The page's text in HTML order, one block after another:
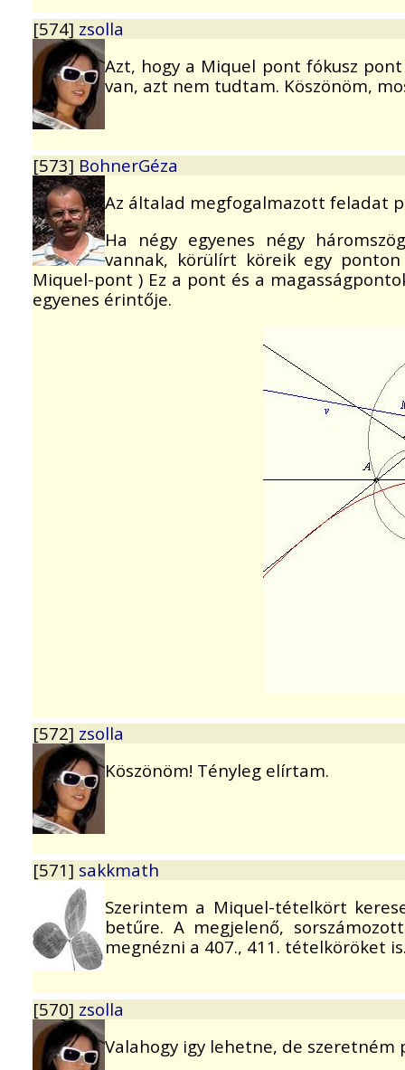
[574] zsolla
Azt, hogy a Miquel pont fókusz
van, azt nem tudtam. Köszönöm,
[573] BohnerGéza
Az általad megfogalmazott feladat
Ha négy egyenes négy
vannak, körülírt köreik egy
Miquel-pont ) Ez a pont és a
egyenes érintője.
[572] zsolla
Köszönöm! Tényleg elírtam.
[571] sakkmath
Szerintem a Miquel-tételkört
betűre. A megjelenő,
megnézni a 407., 411. tételköröket
[570] zsolla
Valahogy igy lehetne, de szeretném